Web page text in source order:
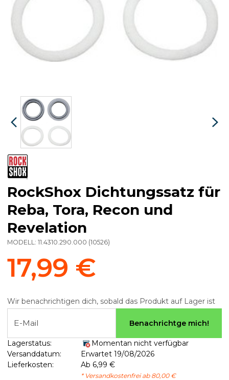
RockShox Dichtungssatz für
Reba, Tora, Recon und
Revelation
MODELL: 11.4310.290.000 (10526)
17,99 €
Wir benachrichtigen dich, sobald das Produkt auf Lager ist
E-Mail Benachrichtge mich!
Lagerstatus:
Momentan nicht verfügbar
Versanddatum:
Erwartet 19/08/2026
Lieferkosten:
Ab 6,99 €
* Versandkostenfrei ab 80,00 €